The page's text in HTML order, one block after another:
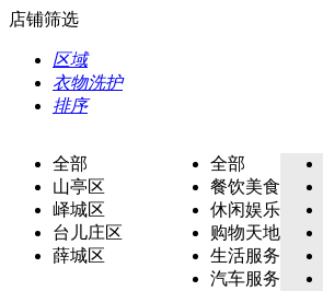
店铺筛选
区域
衣物洗护
排序
全部
山亭区
峄城区
台儿庄区
薛城区
全部
餐饮美食
休闲娱乐
购物天地
生活服务
汽车服务